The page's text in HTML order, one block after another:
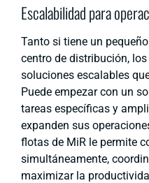
Escalabilidad para
Tanto si tiene un
centro de distribución,
soluciones escalables
Puede empezar con un
tareas específicas y
expanden sus
flotas de MiR le permite
simultáneamente,
maximizar la